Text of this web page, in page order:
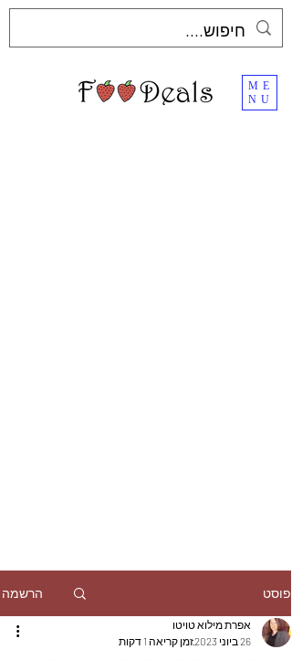
ME
NU
פוסט הרשמה
אפרת מילוא טויטו
26 ביוני 2023
זמן קריאה 1 דקות